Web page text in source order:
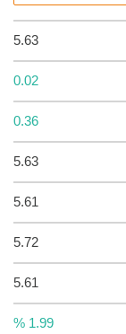
5.63
0.02
0.36
5.63
5.61
5.72
5.61
1.99 %